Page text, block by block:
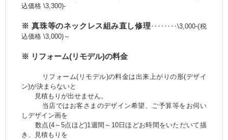
込価格 \3,300)-
※ 真珠等のネックレス組み直し修理‥‥‥‥\3,000-(税
込価格 \3,000)～
※ リフォーム(リモデル)の料金
リフォーム(リモデル)の料金は出来上がりの形(デザイ
ン)が決まらないと
見積もりが出せません。
当店ではお客さまのデザイン希望、ご予算等をお伺い
しデザイン画を
数点(4～5点ほど)1週間～10日ほどお時間をいただいて描
き、見積もりを